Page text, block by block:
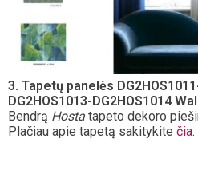
3. Tapetų panelės
DG2HOS1013-DG2HOS1014
Bendrą Hosta tapeto dekoro
Plačiau apie tapetą sakitykite čia.